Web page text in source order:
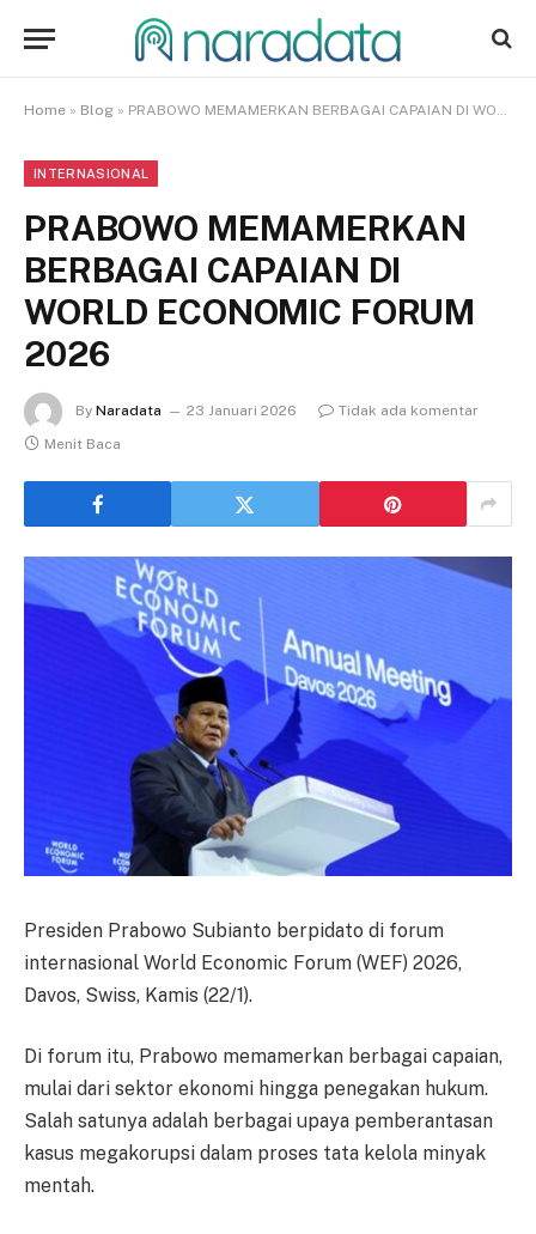
Home » Blog » PRABOWO MEMAMERKAN BERBAGAI CAPAIAN DI WORLD ECONOMIC FORUM 2026
INTERNASIONAL
PRABOWO MEMAMERKAN
BERBAGAI CAPAIAN DI
WORLD ECONOMIC FORUM
2026
By Naradata 23 Januari 2026
Tidak ada komentar
Menit Baca
Presiden Prabowo Subianto berpidato di forum
internasional World Economic Forum (WEF) 2026,
Davos, Swiss, Kamis (22/1).
Di forum itu, Prabowo memamerkan berbagai capaian,
mulai dari sektor ekonomi hingga penegakan hukum.
Salah satunya adalah berbagai upaya pemberantasan
kasus megakorupsi dalam proses tata kelola minyak
mentah.